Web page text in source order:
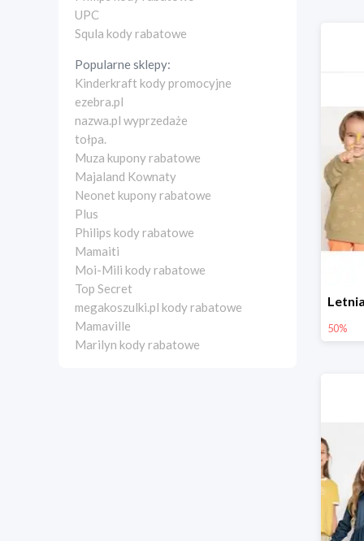
UPC
Squla kody rabatowe
Popularne sklepy:
Kinderkraft kody promocyjne
ezebra.pl
nazwa.pl wyprzedaże
tołpa.
Muza kupony rabatowe
Majaland Kownaty
Neonet kupony rabatowe
Plus
Philips kody rabatowe
Mamaiti
Moi-Mili kody rabatowe
Top Secret
megakoszulki.pl kody rabatowe
Mamaville
Marilyn kody rabatowe
50%